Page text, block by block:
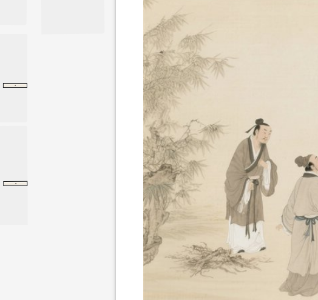
王逸少帖
·
题王逸少帖
春三入长安
醒世恒言
·
杜子春三入长安